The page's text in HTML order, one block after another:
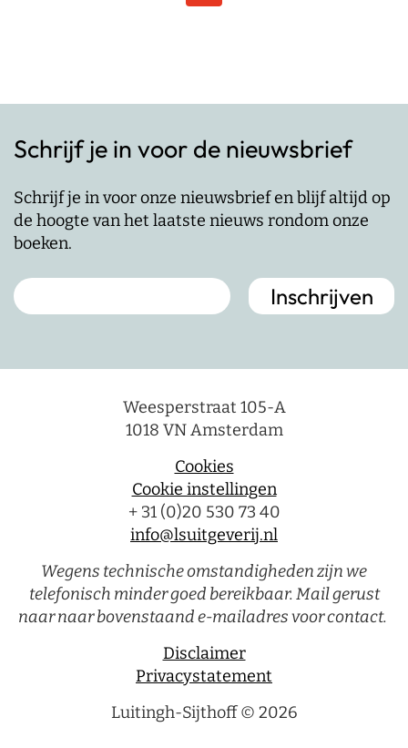
Schrijf je in voor de nieuwsbrief
Schrijf je in voor onze nieuwsbrief en blijf altijd op
de hoogte van het laatste nieuws rondom onze
boeken.
Weesperstraat 105-A
1018 VN Amsterdam
Cookies
Cookie instellingen
+ 31 (0)20 530 73 40
info@lsuitgeverij.nl
Wegens technische omstandigheden zijn we
telefonisch minder goed bereikbaar. Mail gerust
naar naar bovenstaand e-mailadres voor contact.
Disclaimer
Privacystatement
Luitingh-Sijthoff © 2026